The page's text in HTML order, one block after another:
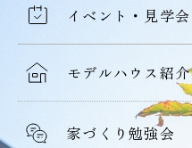
イベント・見学会
モデルハウス紹介
家づくり勉強会